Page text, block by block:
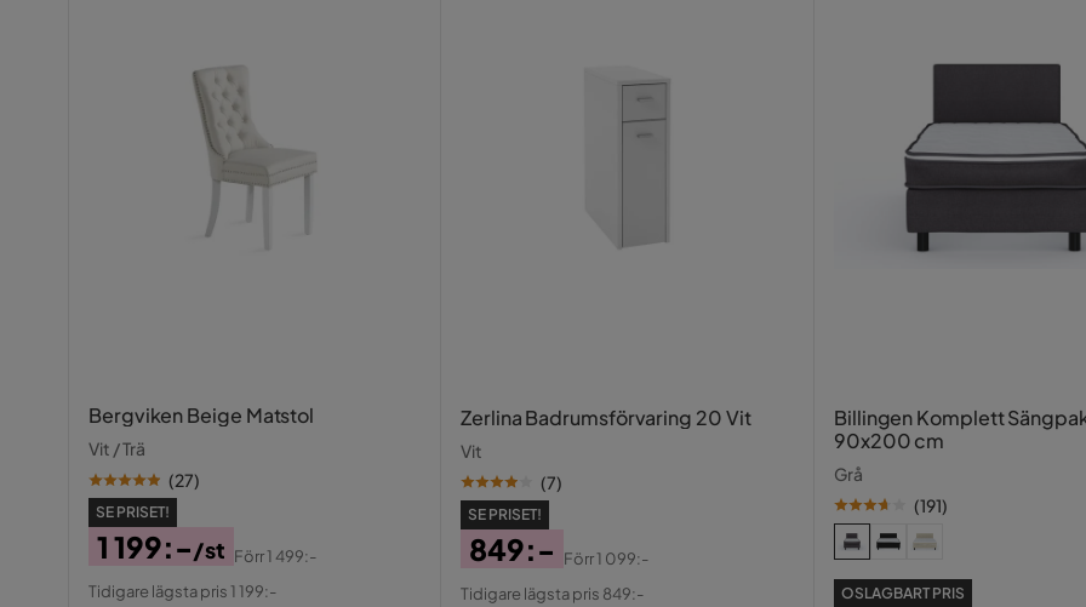
Bergviken Beige Matstol
Vit / Trä
(27)
SE PRISET!
Pris
1 199:-/st
Original
Förr1 499:-
Tidigare lägsta pris 1 199:-
Zerlina Badrumsförvaring 20 Vit
Vit
(7)
SE PRISET!
Pris
849:-
Original
Förr1 099:-
Tidigare lägsta pris 849:-
Billingen Komplett
90x200 cm
Grå
(191)
OSLAGBART PRIS